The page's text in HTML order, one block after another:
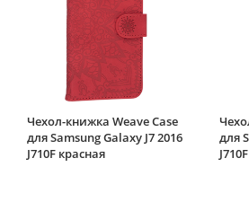
Чехол-книжка Weave Case
для Samsung Galaxy J7 2016
J710F красная
для